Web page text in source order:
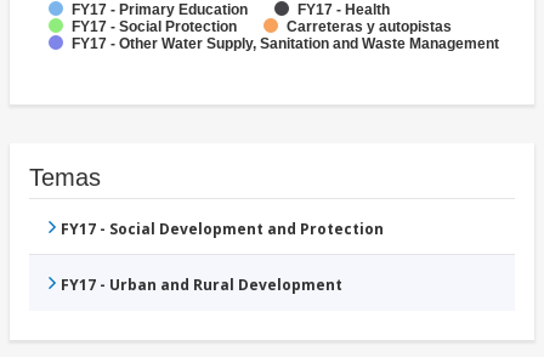
FY17 - Primary Education
FY17 - Health
FY17 - Social Protection
Carreteras y autopistas
FY17 - Other Water Supply, Sanitation and Waste Management
Temas
FY17 - Social Development and Protection
FY17 - Urban and Rural Development